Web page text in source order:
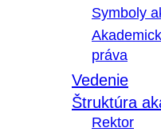
Symboly
práva
Vedenie
Štruktúra
Rektor